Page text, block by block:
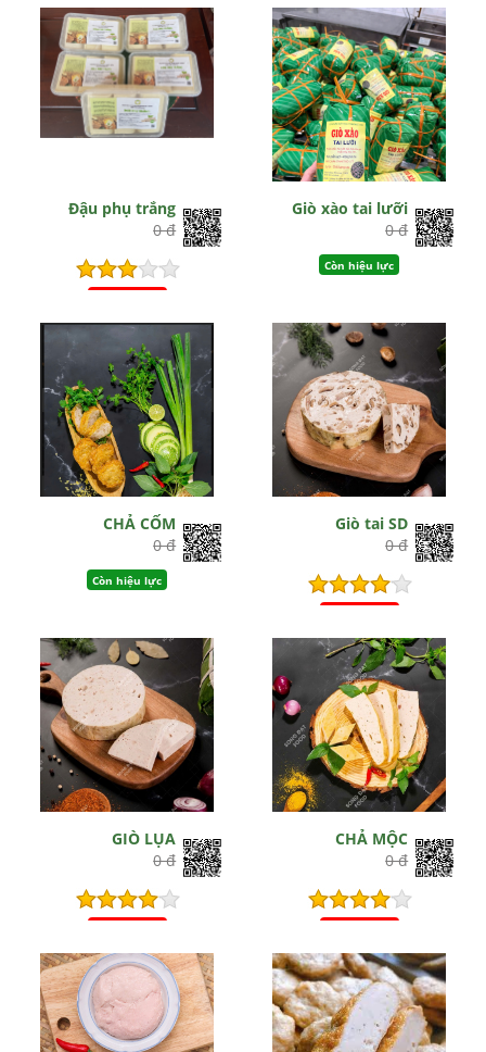
Đậu phụ trắng
0 đ
Giò xào tai lưỡi
0 đ
Còn hiệu lực
CHẢ CỐM
0 đ
Còn hiệu lực
Giò tai SD
0 đ
GIÒ LỤA
0 đ
CHẢ MỘC
0 đ